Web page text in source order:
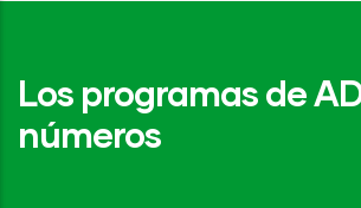
Los programas de
números